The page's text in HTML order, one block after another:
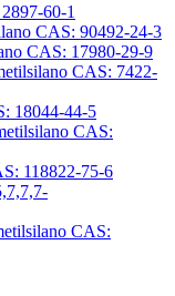
60-1
CAS: 90492-24-3
CAS: 17980-29-9
CAS: 7422-
18044-44-5
CAS:
118822-75-6
CAS: